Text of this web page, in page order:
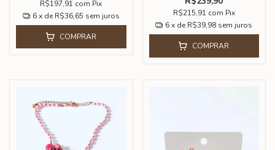
R$197,91 com Pix
6 x de R$36,65 sem juros
COMPRAR
R$215,91 com Pix
6 x de R$39,98 sem juros
COMPRAR